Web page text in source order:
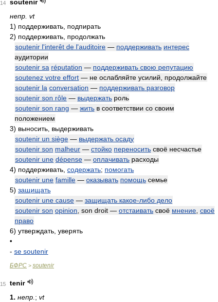
14
soutenir
непр. vt
1) поддерживать, подпирать
2) поддерживать, продолжать
soutenir l'interêt de l'auditoire — поддерживать интерес
аудитории
soutenir sa réputation — поддерживать свою репутацию
soutenez votre effort — не ослабляйте усилий, продолжайте
soutenir la conversation — поддерживать разговор
soutenir son rôle — выдержать роль
soutenir son rang — жить в соответствии со своим
положением
3) выносить, выдерживать
soutenir un siège — выдержать осаду
soutenir son malheur — стойко переносить своё несчастье
soutenir une dépense — оплачивать расходы
4) поддерживать, содержать; помогать
soutenir une famille — оказывать помощь семье
5) защищать
soutenir une cause — защищать какое-либо дело
soutenir son opinion , son droit — отстаивать своё мнение своё
право
6) утверждать, уверять
•
- se soutenir
БФРС > soutenir
15
tenir
1. непр. ; vt